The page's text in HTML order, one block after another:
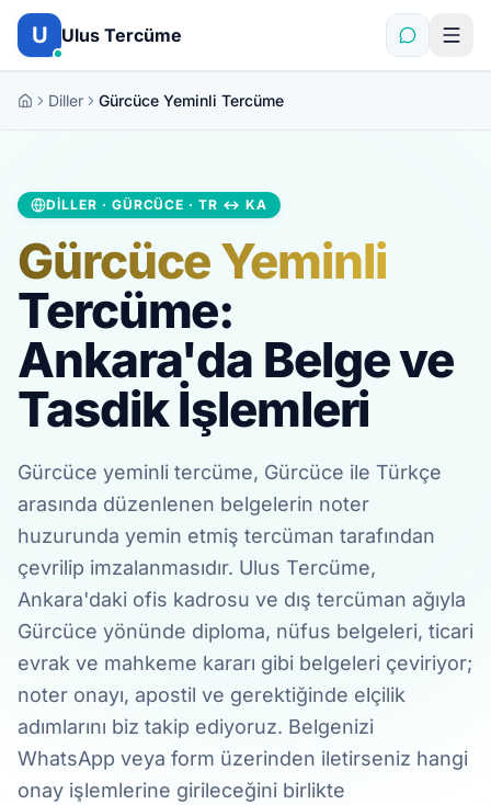
İçeriğe atla
U Ulus Tercüme
Diller Gürcüce Yeminli Tercüme
DILLER · GÜRCÜCE · TR ↔ KA
Gürcüce Yeminli
Tercüme:
Ankara'da Belge ve
Tasdik İşlemleri
Gürcüce yeminli tercüme, Gürcüce ile Türkçe
arasında düzenlenen belgelerin noter
huzurunda yemin etmiş tercüman tarafından
çevrilip imzalanmasıdır. Ulus Tercüme,
Ankara'daki ofis kadrosu ve dış tercüman ağıyla
Gürcüce yönünde diploma, nüfus belgeleri, ticari
evrak ve mahkeme kararı gibi belgeleri çeviriyor;
noter onayı, apostil ve gerektiğinde elçilik
adımlarını biz takip ediyoruz. Belgenizi
WhatsApp veya form üzerinden iletirseniz hangi
onay işlemlerine girileceğini birlikte